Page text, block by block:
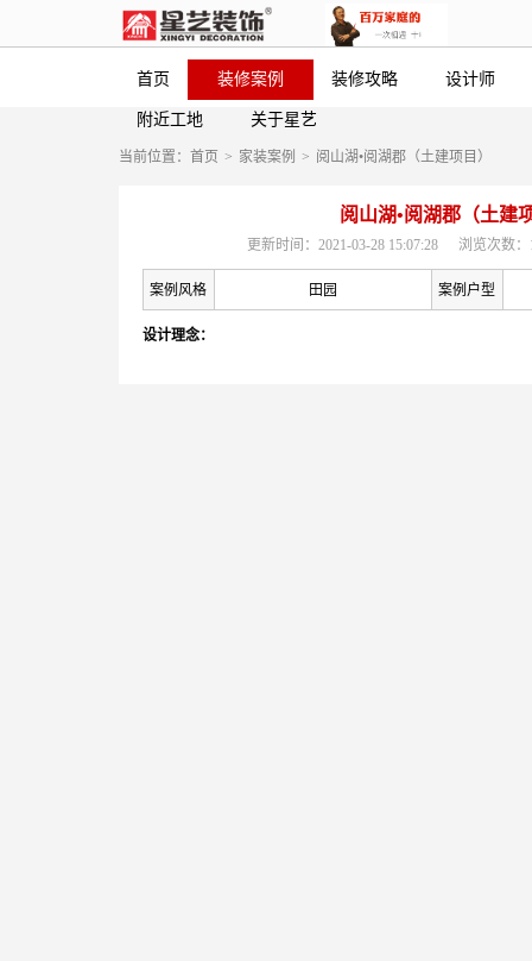
首页 装修案例 装修攻略 设计师
附近工地 关于星艺
当前位置： 首页 > 家装案例 > 阅山湖•阅湖郡（土建项目）
阅山湖•阅湖郡（土建
更新时间：2021-03-28 15:07:28 浏览次数：
案例风格 田园 案例户型
设计理念：